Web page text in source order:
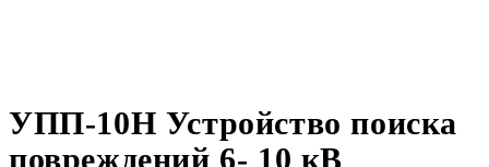
УПП-10Н Устройство поиска
повреждений 6- 10 кВ